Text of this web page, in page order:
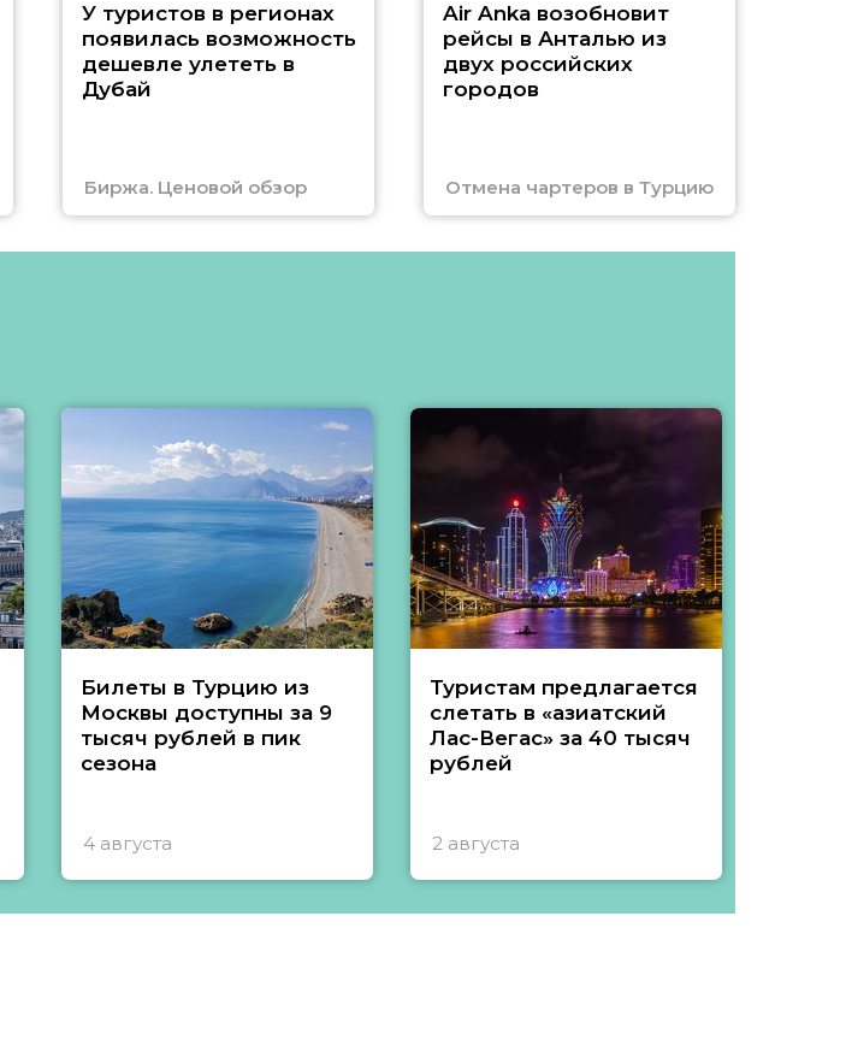
У туристов в регионах
появилась возможность
дешевле улететь в
Дубай
Биржа. Ценовой обзор
Air Anka возобновит
рейсы в Анталью из
двух российских
городов
Отмена чартеров в Турцию
Билеты в Турцию из
Москвы доступны за 9
тысяч рублей в пик
сезона
4 августа
Туристам предлагается
слетать в «азиатский
Лас-Вегас» за 40 тысяч
рублей
2 августа